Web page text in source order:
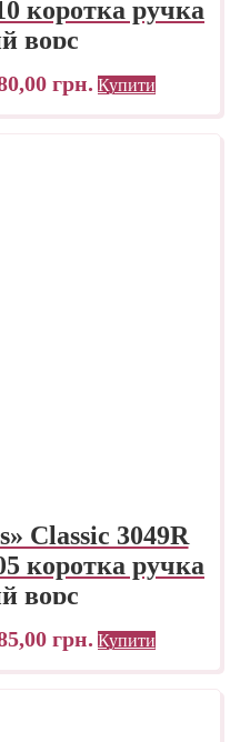
коротка ручка
ворс
грн. Купити
Classic 3049R
коротка ручка
ворс
грн. Купити